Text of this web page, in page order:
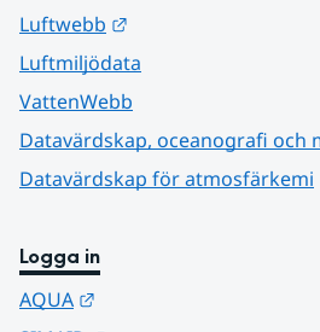
Luftwebb
Luftmiljödata
VattenWebb
Datavärdskap, oceanografi och
Datavärdskap för atmosfärkemi
Logga in
AQUA